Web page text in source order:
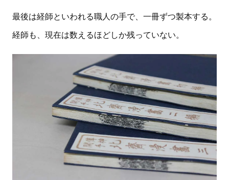
最後は経師といわれる職人の手で、一冊ずつ製本する。
経師も、現在は数えるほどしか残っていない。